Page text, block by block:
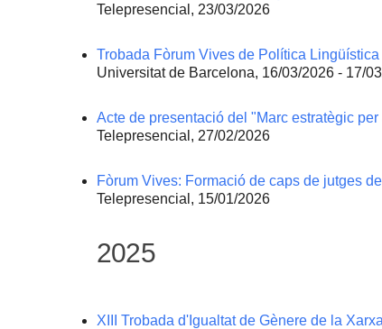
Telepresencial, 23/03/2026
Trobada Fòrum Vives de Política Lingüística
Universitat de Barcelona, 16/03/2026 - 17/
Acte de presentació del "Marc estratègic
Telepresencial, 27/02/2026
Fòrum Vives: Formació de caps de jutges
Telepresencial, 15/01/2026
2025
XIII Trobada d'Igualtat de Gènere de la